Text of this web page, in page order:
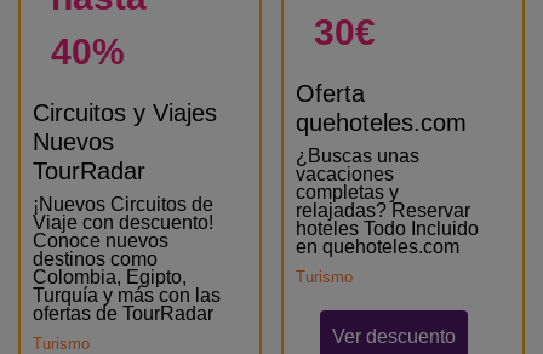
40%
Circuitos y Viajes
Nuevos
TourRadar
¡Nuevos Circuitos de
Viaje con descuento!
Conoce nuevos
destinos como
Colombia, Egipto,
Turquía y más con las
ofertas de TourRadar
Turismo
30€
Oferta
quehoteles.com
¿Buscas unas
vacaciones
completas y
relajadas? Reservar
hoteles Todo Incluido
en quehoteles.com
Turismo
Ver descuento